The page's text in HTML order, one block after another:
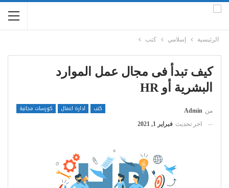
الرئيسية إسلامي كتب
كيف تبدأ فى مجال عمل الموارد
البشرية أو HR
كتب ادارة اعمال كورسات مجانية من Admin
اخر تحديث فبراير 1, 2021